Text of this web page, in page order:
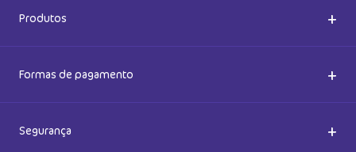
Meias do Bem
Seja um Franqueado
Dúvidas Frequentes
Como comprar
Produtos +
Acessórios
Formas de pagamento +
Segurança +